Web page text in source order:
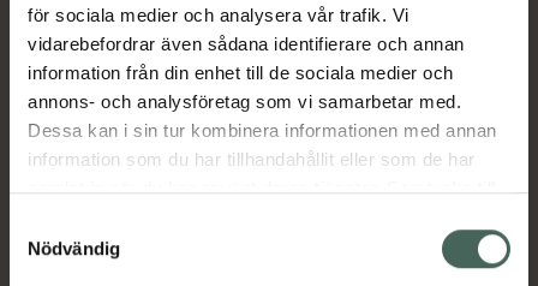
för sociala medier och analysera vår trafik. Vi
vidarebefordrar även sådana identifierare och annan
information från din enhet till de sociala medier och
annons- och analysföretag som vi samarbetar med.
Dessa kan i sin tur kombinera informationen med annan
information som du har tillhandahållit eller som de har
samlat in när du har använt deras tjänster. Samtycke till
återkalla ditt samtycke via webbplatsens
cookieinställningar. Ett återkallat samtycke påverkar inte
Nödvändig
Köp båda
Beskrivning Dölj
Desinficerande samt fuktgivande och